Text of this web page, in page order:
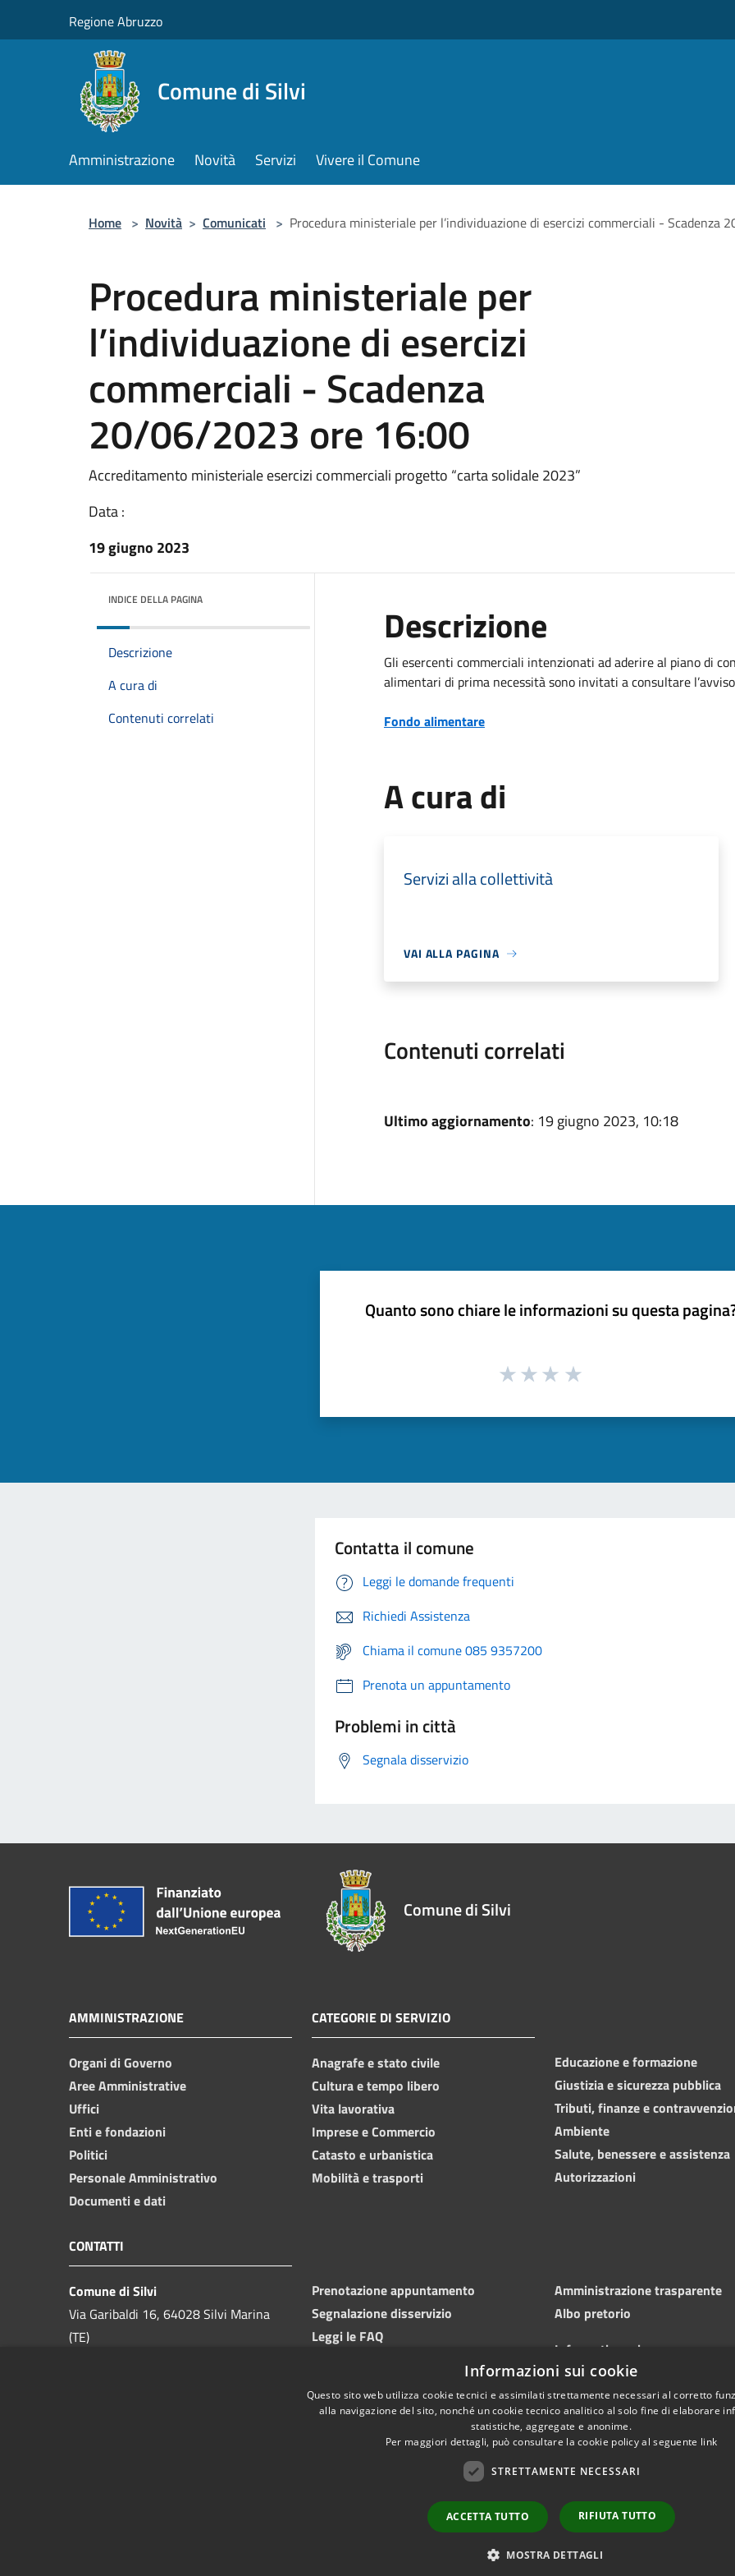
Regione Abruzzo
Comune di Silvi
Amministrazione Novità Servizi Vivere il Comune
Home > Novità > Comunicati > Procedura ministeriale per l’individuazione di esercizi commerciali - Scadenza
Procedura ministeriale per
l’individuazione di esercizi
commerciali - Scadenza
20/06/2023 ore 16:00
Accreditamento ministeriale esercizi commerciali progetto “carta solidale 2023”
Data :
19 giugno 2023
INDICE DELLA PAGINA
Descrizione
A cura di
Contenuti correlati
Descrizione
Gli esercenti commerciali intenzionati ad aderire al piano di
alimentari di prima necessità sono invitati a consultare
Fondo alimentare
A cura di
Servizi alla collettività
VAI ALLA PAGINA
Contenuti correlati
Ultimo aggiornamento: 19 giugno 2023, 10:18
Quanto sono chiare le informazioni su questa
Contatta il comune
Leggi le domande frequenti
Richiedi Assistenza
Chiama il comune 085 9357200
Prenota un appuntamento
Problemi in città
Segnala disservizio
Comune di Silvi
AMMINISTRAZIONE
Organi di Governo
Aree Amministrative
Uffici
Enti e fondazioni
Politici
Personale Amministrativo
Documenti e dati
CATEGORIE DI SERVIZIO
Anagrafe e stato civile
Cultura e tempo libero
Vita lavorativa
Imprese e Commercio
Catasto e urbanistica
Mobilità e trasporti
Educazione e formazione
Giustizia e sicurezza pubblica
Tributi, finanze e
Ambiente
Salute, benessere e assistenza
Autorizzazioni
CONTATTI
Comune di Silvi
Via Garibaldi 16, 64028 Silvi Marina
(TE)
Prenotazione appuntamento
Segnalazione disservizio
Leggi le FAQ
Amministrazione trasparente
Albo pretorio
Informativa privacy
Note legali
Dichiarazione di accessibilità
Area dipendenti
Informazioni sui cookie
Questo sito web utilizza cookie tecnici e assimilati strettamente necessari al corretto
alla navigazione del sito, nonché un cookie tecnico analitico al solo fine di elaborare
statistiche, aggregate e anonime.
Per maggiori dettagli, può consultare la cookie policy al seguente link
STRETTAMENTE NECESSARI
ACCETTA TUTTO RIFIUTA TUTTO
MOSTRA DETTAGLI